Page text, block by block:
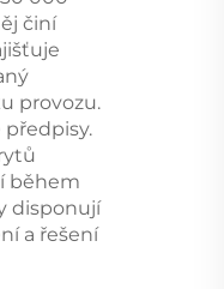
činí
provozu.
během
disponují
a řešení